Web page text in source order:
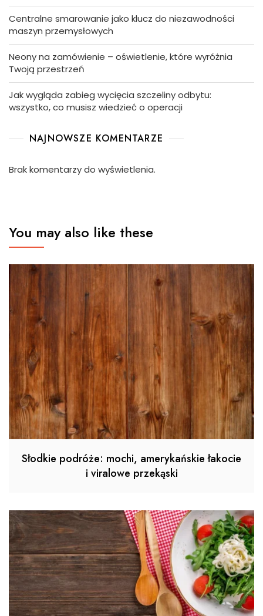
Centralne smarowanie jako klucz do niezawodności
maszyn przemysłowych
Neony na zamówienie – oświetlenie, które wyróżnia
Twoją przestrzeń
Jak wygląda zabieg wycięcia szczeliny odbytu:
wszystko, co musisz wiedzieć o operacji
NAJNOWSZE KOMENTARZE
Brak komentarzy do wyświetlenia.
You may also like these
Słodkie podróże: mochi, amerykańskie łakocie
i viralowe przekąski